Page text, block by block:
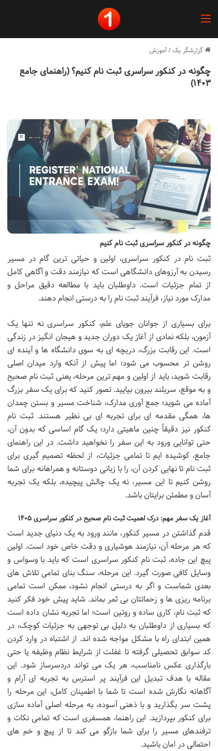
گزارشگر یک/آموزش
چگونه در کنکور سراسری ثبت نام کنیم؟ (راهنمای جامع
۱۴۰۳)
چگونه در کنکور سراسری ثبت نام کنیم
ثبت نام در کنکور سراسری، اولین و حیاتی ترین گام در مسیر
رسیدن به آرزوهای دانشگاهی است که نیازمند دقت و آگاهی کامل
از تمام جزئیات است. داوطلبان باید با مطالعه دقیق مراحل و
مدارک مورد نیاز، فرآیند ثبت نام را به درستی انجام دهند.
برای بسیاری از جوانان جویای علم، کنکور سراسری نه تنها یک
آزمون، بلکه نمادی از آغاز یک دوران جدید و هیجان انگیز در زندگی
است. این رقابت بزرگ، دریچه ای به سوی دانشگاه ها و آینده ای
روشن تر محسوب می شود؛ اما پیش از آنکه وارد میدان اصلی
رقابت شوید، باید از اولین و مهم ترین مرحله، یعنی ثبت نام صحیح
و به موقع، سربلند بیرون بیایید. تصور کنید که برای یک سفر بزرگ
آماده می شوید؛ جمع آوری مدارک، شناخت مسیر و بستن چمدان
ها، همگی مقدمه ای برای تجربه ای بی نظیر هستند. ثبت نام
کنکور نیز دقیقاً چنین ماهیتی دارد؛ یک گام اساسی که بدون آن،
حتی توانایی ورود به این سفر را نخواهید داشت. در این راهنمای
جامع، کوشیده ایم تا تمامی جزئیات، از لحظه تصمیم گیری برای
ثبت نام تا نهایی کردن آن، را با زبانی دوستانه و همراهانه برای شما
روشن کنیم تا این مسیر، نه یک چالش پیچیده، بلکه یک تجربه
آسان و مطمئن برایتان باشد.
آغاز یک سفر مهم: درک اهمیت ثبت نام صحیح در کنکور سراسری ۱۴۰۵
قدم گذاشتن در مسیر کنکور، مانند ورود به یک دنیای جدید است
که هر مرحله آن، نیازمند هوشیاری و دقت خاص خود است. اولین
پیچ این جاده، ثبت نام کنکور سراسری است که باید با وسواس و
وسایل کافی صورت گیرد. این مرحله، سنگ بنای تمامی تلاش های
بعدی شماست و اگر به درستی انجام نشود، ممکن است تمامی
برنامه ریزی ها و زحماتتان بی ثمر بماند. شاید پیش خود فکر کنید
که ثبت نام، کاری ساده و روتین است؛ اما تجربه نشان داده است
که بسیاری از داوطلبان به دلیل بی توجهی به جزئیات کوچک، در
همین ابتدای راه با مشکل مواجه شده اند. از اشتباه در وارد کردن
کد سوابق تحصیلی گرفته تا غفلت از شرایط نظام وظیفه یا حتی
بارگذاری عکس نامناسب، هر یک می تواند دردسرساز شود. این
مقاله با هدف تبدیل این فرآیند پر استرس به تجربه ای آرام و
آگاهانه نگارش شده است تا شما با اطمینان کامل، این مرحله را
پشت سر بگذارید و با ذهنی آسوده، به مرحله اصلی آماده سازی
برای کنکور بپردازید. این راهنما، همسفری است که تمامی نکات و
ترفندهای مسیر را برای شما بازگو می کند تا از پیچ و خم های
احتمالی در امان باشید.